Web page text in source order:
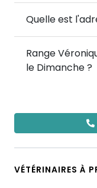
Quelle est
Range
le Dimanche ?
VÉTÉRINAIRES À